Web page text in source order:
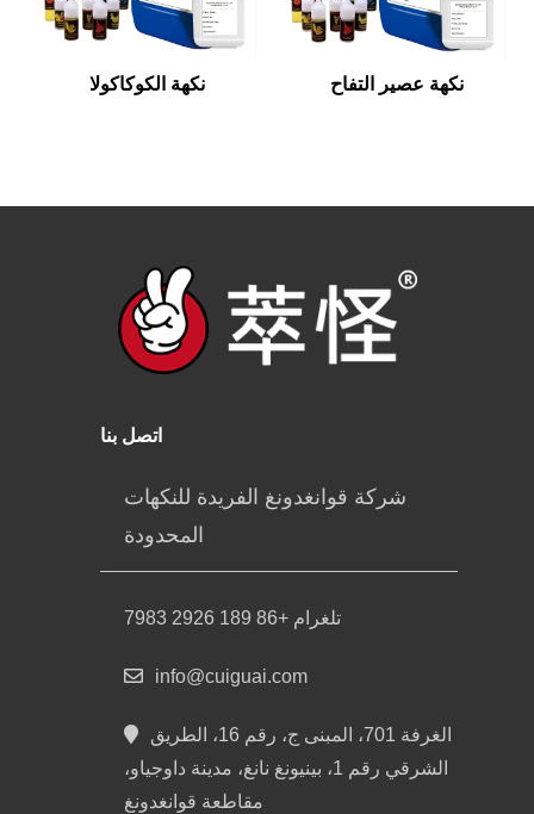
نكهة الكوكاكولا نكهة عصير التفاح
اتصل بنا
شركة قوانغدونغ الفريدة للنكهات
المحدودة
تلغرام +86 189 2926 7983
info@cuiguai.com
الغرفة 701، المبنى ج، رقم 16، الطريق
الشرقي رقم 1، بينيونغ نانغ، مدينة داوجياو،
مقاطعة قوانغدونغ